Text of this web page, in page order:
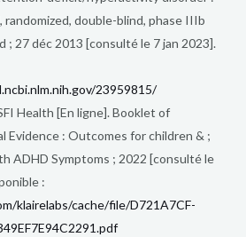
randomized, double-blind, phase IIIb
; 27 déc 2013 [consulté le 7 jan 2023].
23959815/
Health [En ligne]. Booklet of
Evidence : Outcomes for children & ;
ADHD Symptoms ; 2022 [consulté le
:
klairelabs/cache/file/D721A7CF-